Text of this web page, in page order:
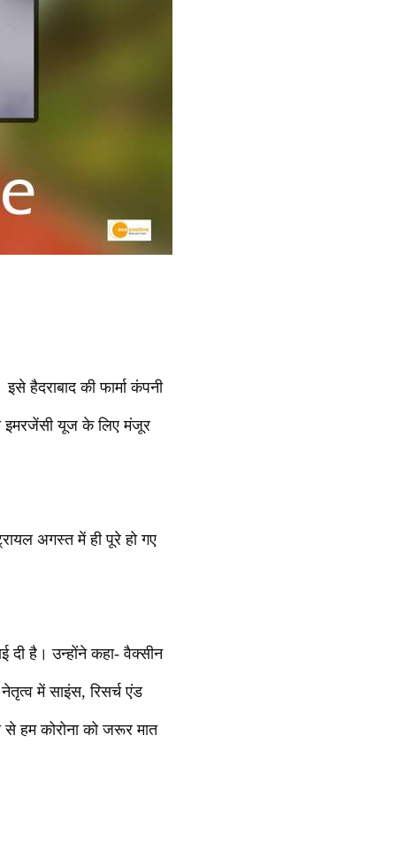
हैदराबाद की फार्मा कंपनी
इमरजेंसी यूज के लिए मंजूर
अगस्त में ही पूरे हो गए
दी है। उन्होंने कहा- वैक्सीन
में साइंस, रिसर्च एंड
हम कोरोना को जरूर मात